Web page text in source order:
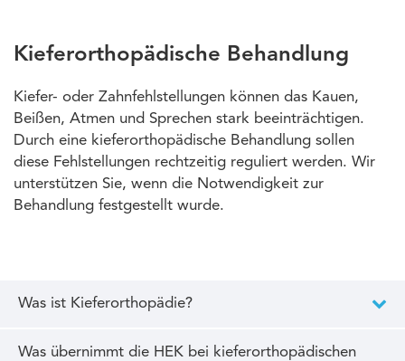
Kieferorthopädische Behandlung
Kiefer- oder Zahnfehlstellungen können das Kauen,
Beißen, Atmen und Sprechen stark beeinträchtigen.
Durch eine kieferorthopädische Behandlung sollen
diese Fehlstellungen rechtzeitig reguliert werden. Wir
unterstützen Sie, wenn die Notwendigkeit zur
Behandlung festgestellt wurde.
Was ist Kieferorthopädie?
Was übernimmt die HEK bei kieferorthopädischen